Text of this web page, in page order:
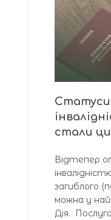
Статуси
стали
Відтепер
загиблого
можна у
Дія.